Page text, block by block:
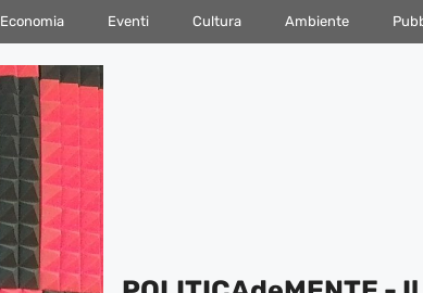
Economia Eventi Cultura Ambiente